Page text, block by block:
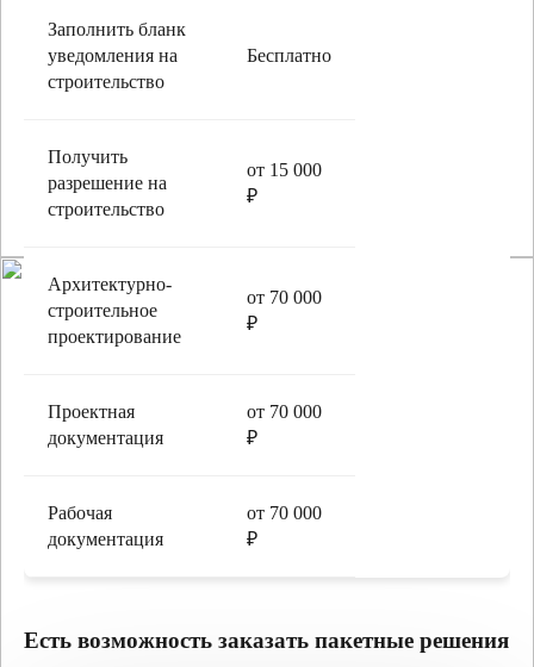
Заполнить бланк
уведомления на
строительство
Бесплатно
Получить
разрешение на
строительство
от 15 000
₽
Архитектурно-
строительное
проектирование
от 70 000
₽
Проектная
документация
от 70 000
₽
Рабочая
документация
от 70 000
₽
Есть возможность заказать пакетные решения